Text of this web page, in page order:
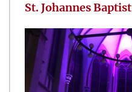
St. Johannes Baptist